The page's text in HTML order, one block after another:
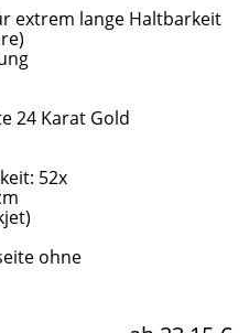
extrem lange Haltbarkeit
24 Karat Gold
52x
ohne